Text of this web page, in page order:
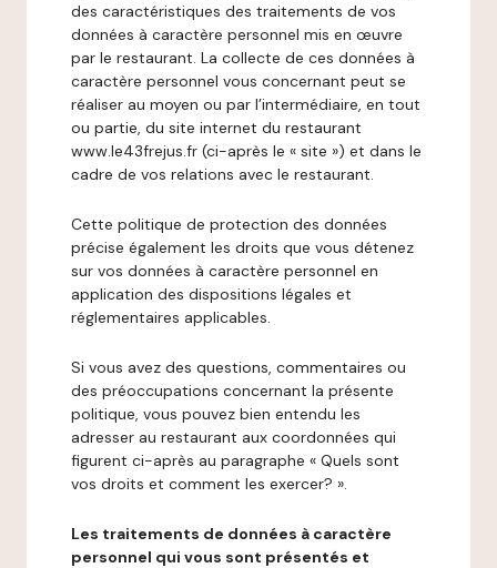
des caractéristiques des traitements de vos
données à caractère personnel mis en œuvre
par le restaurant. La collecte de ces données à
caractère personnel vous concernant peut se
réaliser au moyen ou par l’intermédiaire, en tout
ou partie, du site internet du restaurant
www.le43frejus.fr (ci-après le « site ») et dans le
cadre de vos relations avec le restaurant.
Cette politique de protection des données
précise également les droits que vous détenez
sur vos données à caractère personnel en
application des dispositions légales et
réglementaires applicables.
Si vous avez des questions, commentaires ou
des préoccupations concernant la présente
politique, vous pouvez bien entendu les
adresser au restaurant aux coordonnées qui
figurent ci-après au paragraphe « Quels sont
vos droits et comment les exercer? ».
Les traitements de données à caractère
personnel qui vous sont présentés et